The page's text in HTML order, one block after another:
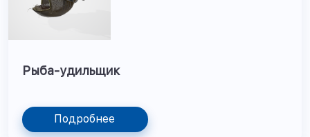
Рыба-удильщик
Подробнее